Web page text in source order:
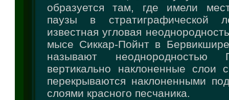
образуется там, где имели
паузы в стратиграфической
известная угловая
мысе Сиккар-Пойнт в
называют неоднородностью
вертикально наклоненные слои
перекрываются наклоненными
слоями красного песчаника.